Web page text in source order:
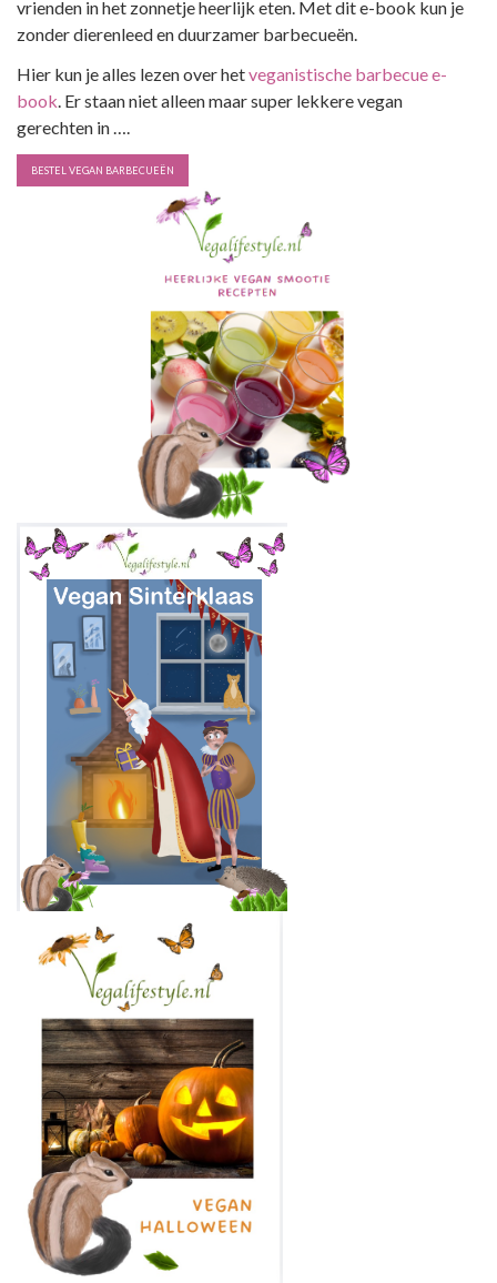
vrienden in het zonnetje heerlijk eten. Met dit e-book kun je
zonder dierenleed en duurzamer barbecueën.
Hier kun je alles lezen over hetveganistische barbecue e-
book. Er staan niet alleen maar super lekkere vegan
gerechten in ….
BESTEL VEGAN BARBECUEËN